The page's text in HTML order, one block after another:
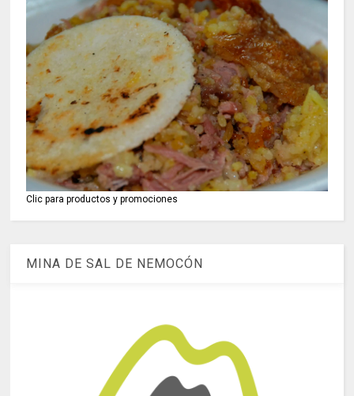
Clic para productos y promociones
MINA DE SAL DE NEMOCÓN